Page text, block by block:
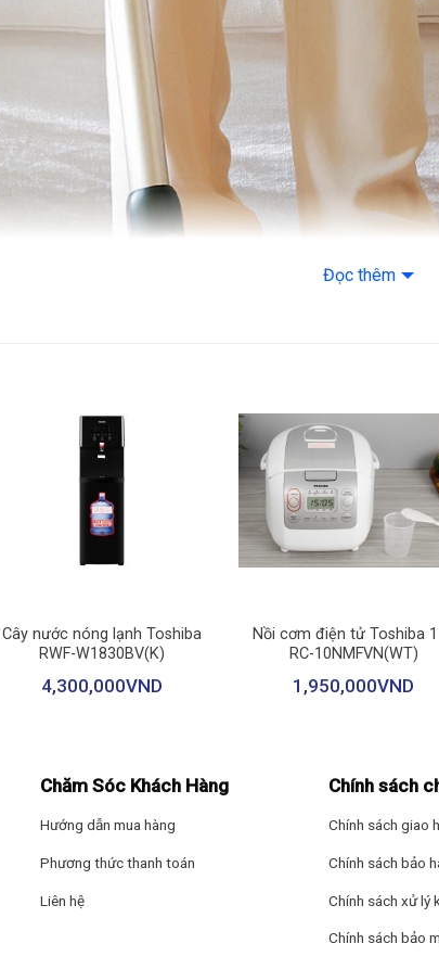
1
hút đa năng có thể làm sạch nhiều bề mặt, từ sàn nhà,
vị trí khó tiếp cận. Bạn không cần phải lo lắng về việc bỏ
Đọc thêm
Cây nước nóng lạnh Toshiba
RWF-W1830BV(K)
4,300,000VND
Nồi cơm điện tử Toshiba
RC-10NMFVN(WT)
1,950,000VND
Chăm Sóc Khách Hàng
Hướng dẫn mua hàng
Phương thức thanh toán
Liên hệ
Chính sách
Chính sách giao
Chính sách bảo
Chính sách xử lý
Chính sách bảo